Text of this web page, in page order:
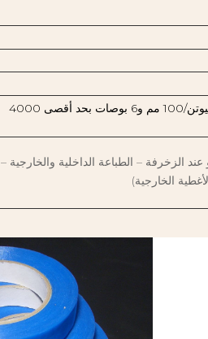
| 3 بوصات بحد أقصى 6000 نيوتن/100 مم و6 بوصات بحد أقصى 4000
الزخرفة – الطباعة الداخلية والخارجية –
الخارجية)